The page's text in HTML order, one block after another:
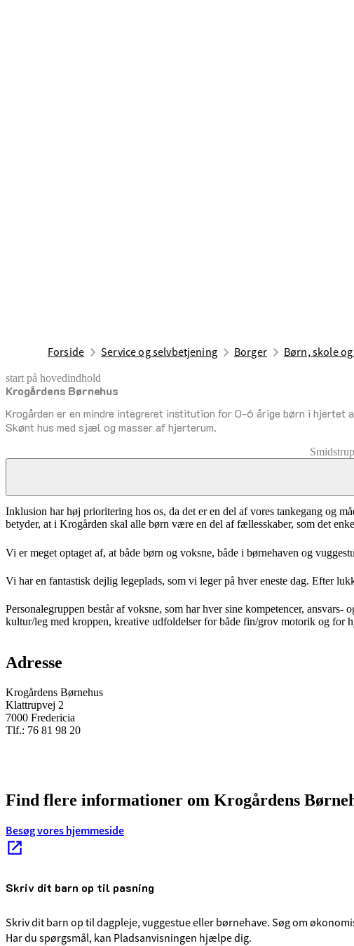
Forside Service og selvbetjening Borger Børn, skole
start på hovedindhold
Krogårdens Børnehus
Krogården er en mindre integreret institution for 0-6 årige børn i
Skønt hus med sjæl og masser af hjerterum.
senest opdateret 5. marts 2026
Inklusion har høj prioritering hos os, da det er en del af vores tankegang og
betyder, at i Krogården skal alle børn være en del af fællesskaber, som
Vi er meget optaget af, at både børn og voksne, både i børnehaven og
Vi har en fantastisk dejlig legeplads, som vi leger på hver eneste dag. Efter
Personalegruppen består af voksne, som har hver sine kompetencer,
kultur/leg med kroppen, kreative udfoldelser for både fin/grov motorik og for
Adresse
Krogårdens Børnehus
Klattrupvej 2
7000 Fredericia
Tlf.: 76 81 98 20
Find flere informationer om Krogårdens
Besøg vores hjemmeside
Skriv dit barn op til pasning
Skriv dit barn op til dagpleje, vuggestue eller børnehave. Søg om
Har du spørgsmål, kan Pladsanvisningen hjælpe dig.